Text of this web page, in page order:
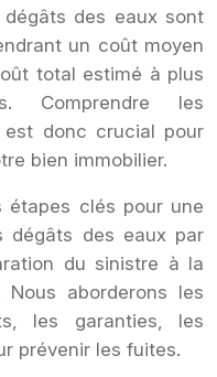
des eaux sont
un coût moyen
total estimé à plus
Comprendre les
est donc crucial pour
bien immobilier.
étapes clés pour une
dégâts des eaux par
du sinistre à la
Nous aborderons les
les garanties, les
prévenir les fuites.